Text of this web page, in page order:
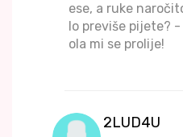
ese, a ruke
lo previše pijete?
ola mi se prolije!
2LUD4U